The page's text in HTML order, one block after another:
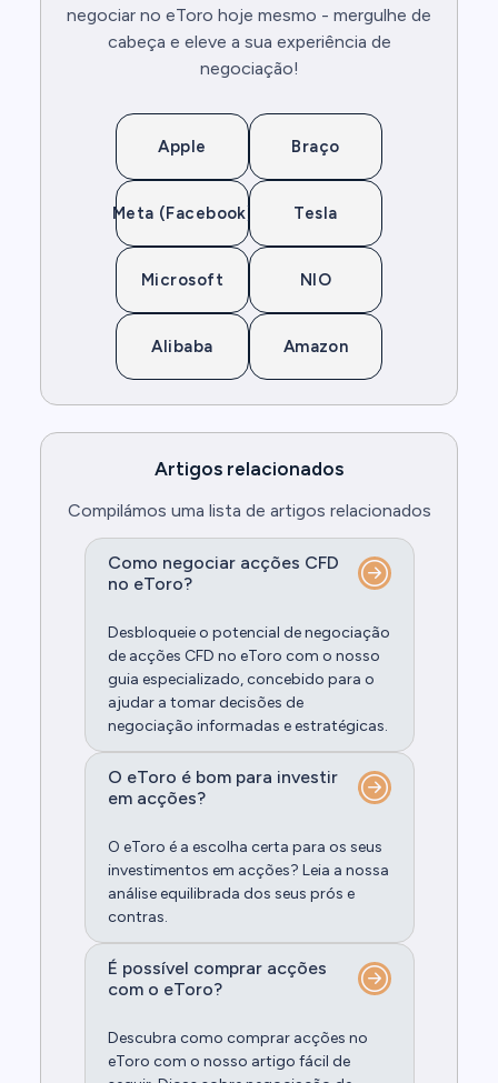
negociar no eToro hoje mesmo - mergulhe de
cabeça e eleve a sua experiência de
negociação!
Apple Braço
Meta (Facebook) Tesla
Microsoft NIO
Alibaba Amazon
Artigos relacionados
Compilámos uma lista de artigos relacionados
Como negociar acções CFD
no eToro?
Desbloqueie o potencial de negociação
de acções CFD no eToro com o nosso
guia especializado, concebido para o
ajudar a tomar decisões de
negociação informadas e estratégicas.
O eToro é bom para investir
em acções?
O eToro é a escolha certa para os seus
investimentos em acções? Leia a nossa
análise equilibrada dos seus prós e
contras.
É possível comprar acções
com o eToro?
Descubra como comprar acções no
eToro com o nosso artigo fácil de